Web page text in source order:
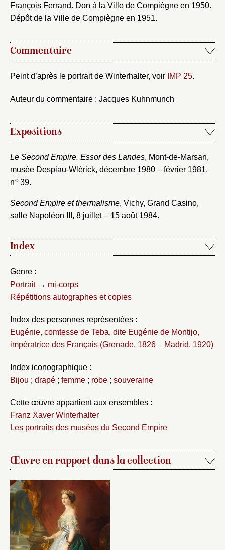
François Ferrand. Don à la Ville de Compiègne en 1950.
Dépôt de la Ville de Compiègne en 1951.
Commentaire
Peint d’après le portrait de Winterhalter, voir IMP 25.
Auteur du commentaire : Jacques Kuhnmunch
Expositions
Le Second Empire. Essor des Landes, Mont-de-Marsan,
musée Despiau-Wlérick, décembre 1980 – février 1981,
no39.
Second Empire et thermalisme, Vichy, Grand Casino,
salle Napoléon III, 8 juillet – 15 août 1984.
Index
Genre :
Portrait→ mi-corps
Répétitions autographes et copies
Index des personnes représentées :
Eugénie, comtesse de Teba, dite Eugénie de Montijo,
impératrice des Français (Grenade, 1826 – Madrid, 1920)
Index iconographique :
Bijou ; drapé ; femme ; robe ; souveraine
Cette œuvre appartient aux ensembles :
Franz Xaver Winterhalter
Les portraits des musées du Second Empire
Œuvre en rapport dans la collection
Créer et ajouter
Envoyer
Vous n'êtes pas encore inscrit ?Créer un compte